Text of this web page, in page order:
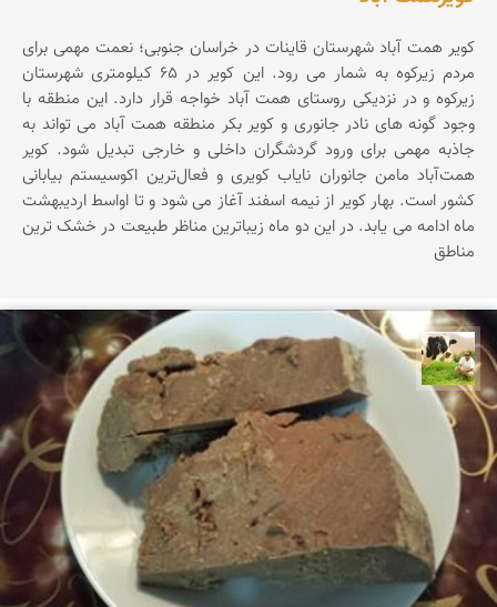
کویر همت آباد شهرستان قاینات در خراسان جنوبی؛ نعمت مهمی برای
مردم زیرکوه به شمار می رود. این کویر در 65 کیلومتری شهرستان
زیرکوه و در نزدیکی روستای همت آباد خواجه قرار دارد. این منطقه با
وجود گونه های نادر جانوری و کویر بکر منطقه همت آباد می تواند به
جاذبه مهمی برای ورود گردشگران داخلی و خارجی تبدیل شود. کویر
همت‌آباد مامن جانوران نایاب کویری و فعال‌ترین اکوسیستم بیابانی
کشور است. بهار کویر از نیمه اسفند آغاز می شود و تا اواسط اردیبهشت
ماه ادامه می یابد. در این دو ماه زیباترین مناظر طبیعت در خشک ترین
مناطق
تقی قاسمی